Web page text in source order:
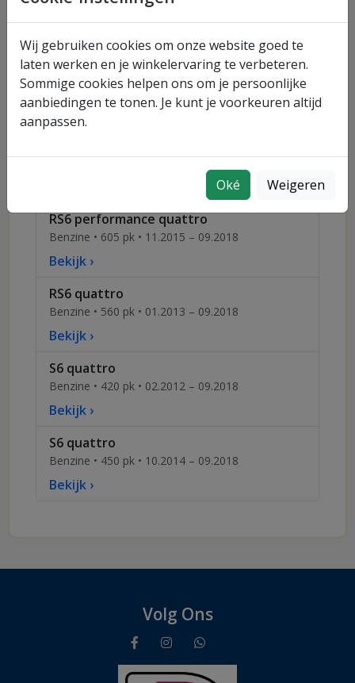
Wij gebruiken cookies om onze website goed te
laten werken en je winkelervaring te verbeteren.
Sommige cookies helpen ons om je persoonlijke
aanbiedingen te tonen. Je kunt je voorkeuren altijd
aanpassen.
Oké Weigeren
Bekijk ›
2.0 TFSI quattro
Benzine • 249 pk • 05.2015 – 09.2018
Bekijk ›
Benzine • 252 pk • 05.2015 – 09.2018
RS6 performance quattro
Benzine • 605 pk • 11.2015 – 09.2018
Bekijk ›
RS6 quattro
Benzine • 560 pk • 01.2013 – 09.2018
Bekijk ›
S6 quattro
Benzine • 420 pk • 02.2012 – 09.2018
Bekijk ›
S6 quattro
Benzine • 450 pk • 10.2014 – 09.2018
Bekijk ›
Volg Ons